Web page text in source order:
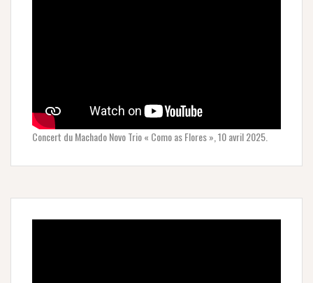
Concert du Machado Novo Trio « Como as Flores », 10 avril 2025.